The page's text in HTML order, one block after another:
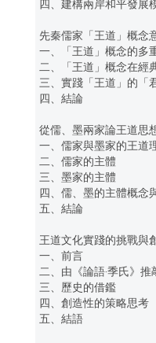
四、建構兩岸和平發展
先秦儒家「王道」概念
一、「王道」概念的多
二、「王道」概念在經
三、實踐「王道」的「
四、結論
從儒、墨兩家論王道思
一、儒家與墨家的王道
二、儒家的主體
三、墨家的主體
四、儒、墨的主體概念
五、結論
王道文化實踐的挑戰與
一、前言
二、由《論語‧季氏》
三、歷史的借鑑
四、創造性的策略思考
五、結語